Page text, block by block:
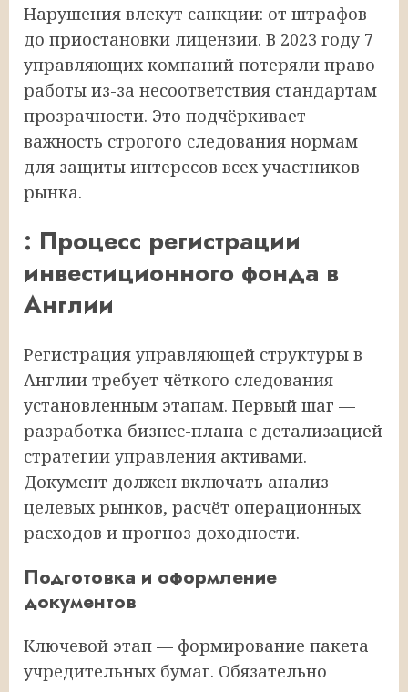
Нарушения влекут санкции: от штрафов
до приостановки лицензии. В 2023 году 7
управляющих компаний потеряли право
работы из-за несоответствия стандартам
прозрачности. Это подчёркивает
важность строгого следования нормам
для защиты интересов всех участников
рынка.
: Процесс регистрации
инвестиционного фонда в
Англии
Регистрация управляющей структуры в
Англии требует чёткого следования
установленным этапам. Первый шаг —
разработка бизнес-плана с детализацией
стратегии управления активами.
Документ должен включать анализ
целевых рынков, расчёт операционных
расходов и прогноз доходности.
Подготовка и оформление
документов
Ключевой этап — формирование пакета
учредительных бумаг. Обязательно